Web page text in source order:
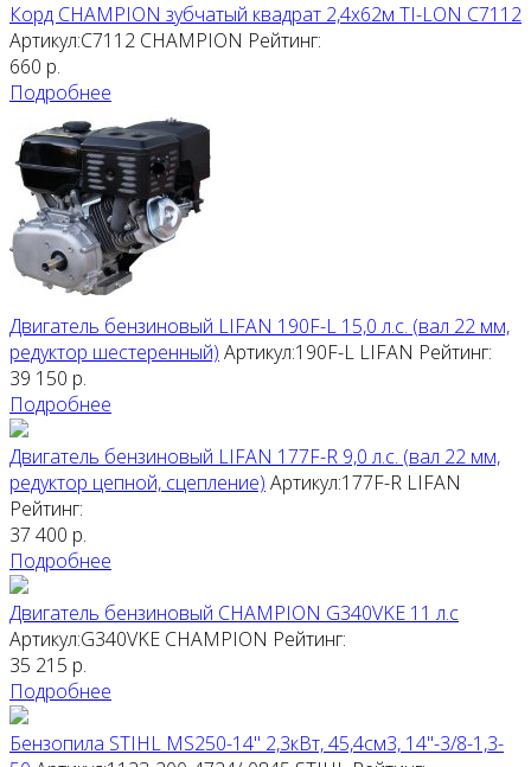
Корд CHAMPION зубчатый квадрат 2,4х62м TI-LON C7112
Артикул:C7112 CHAMPION Рейтинг:
660 р.
Подробнее
Двигатель бензиновый LIFAN 190F-L 15,0 л.с. (вал 22 мм,
редуктор шестеренный) Артикул:190F-L LIFAN Рейтинг:
39 150 р.
Подробнее
Двигатель бензиновый LIFAN 177F-R 9,0 л.с. (вал 22 мм,
редуктор цепной, сцепление) Артикул:177F-R LIFAN
Рейтинг:
37 400 р.
Подробнее
Двигатель бензиновый CHAMPION G340VKE 11 л.с
Артикул:G340VKE CHAMPION Рейтинг:
35 215 р.
Подробнее
Бензопила STIHL MS250-14" 2,3кВт, 45,4см3, 14"-3/8-1,3-